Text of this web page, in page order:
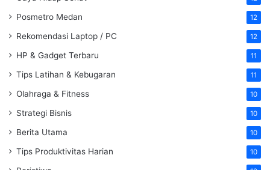
Posmetro Medan 12
Rekomendasi Laptop / PC 12
HP & Gadget Terbaru 11
Tips Latihan & Kebugaran 11
Olahraga & Fitness 10
Strategi Bisnis 10
Berita Utama 10
Tips Produktivitas Harian 10